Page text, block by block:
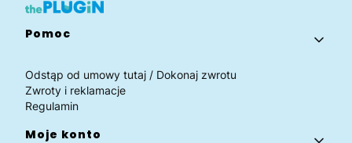
Linki w stopce
Pomoc
Odstąp od umowy tutaj / Dokonaj zwrotu
Zwroty i reklamacje
Regulamin
Moje konto